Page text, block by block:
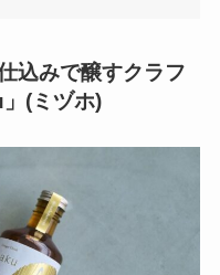
込みで醸すクラフ
(ミヅホ)